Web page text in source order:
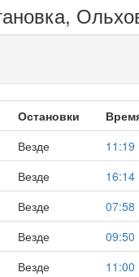
Остановки
Везде
11:19
Везде
16:14
Везде 07:58
Везде 09:50
Везде 11:00